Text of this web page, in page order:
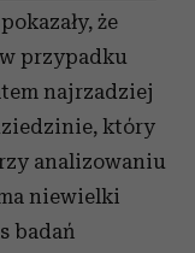
że
przypadku
najrzadziej
który
analizowaniu
niewielki
badań